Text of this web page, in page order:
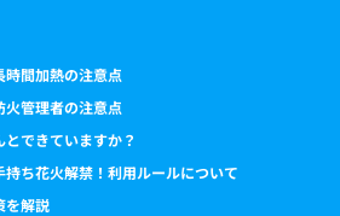
間加熱の注意点
火管理者の注意点
できていますか？
ち花火解禁！利用ルールについて
を解説